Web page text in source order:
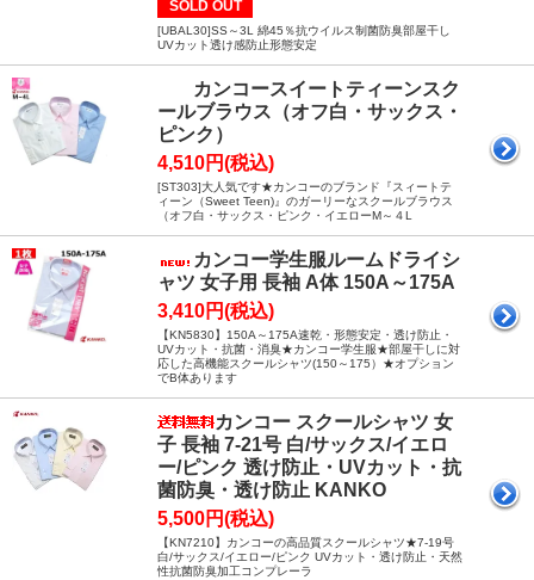
SOLD OUT
[UBAL30]SS～3L 綿45％抗ウイルス制菌防臭部屋干し
UVカット透け感防止形態安定
カンコースイートティーンスク
ールブラウス（オフ白・サックス・
ピンク）
4,510円(税込)
[ST303]大人気です★カンコーのブランド『スィートテ
ィーン（Sweet Teen)』のガーリーなスクールブラウス
（オフ白・サックス・ピンク・イエローM～４L
カンコー学生服ルームドライシ
ャツ 女子用 長袖 A体 150A～175A
3,410円(税込)
【KN5830】150A～175A速乾・形態安定・透け防止・
UVカット・抗菌・消臭★カンコー学生服★部屋干しに対
応した高機能スクールシャツ(150～175）★オプション
でB体あります
カンコー スクールシャツ 女
子 長袖 7-21号 白/サックス/イエロ
ー/ピンク 透け防止・UVカット・抗
菌防臭・透け防止 KANKO
5,500円(税込)
【KN7210】カンコーの高品質スクールシャツ★7-19号
白/サックス/イエロー/ピンク UVカット・透け防止・天然
性抗菌防臭加工コンプレーラ